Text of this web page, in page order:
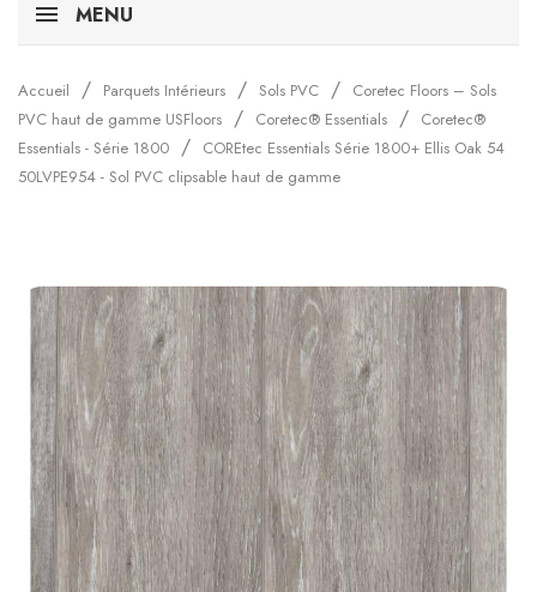
MENU
Accueil Parquets Intérieurs Sols PVC
Coretec Floors – Sols
PVC haut de gamme USFloors
Coretec® Essentials
Coretec®
Essentials - Série 1800
COREtec Essentials Série 1800+ Ellis Oak 54
50LVPE954 - Sol PVC clipsable haut de gamme